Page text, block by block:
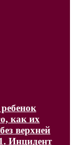
как их
верхней
Инцидент